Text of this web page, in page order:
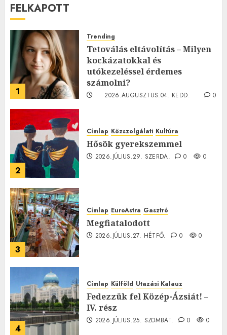
FELKAPOTT
1
Trending
Tetoválás eltávolítás – Milyen
kockázatokkal és
utókezeléssel érdemes
számolni?
2026.AUGUSZTUS.04. KEDD.
0
2
Címlap Közszolgálati Kultúra
Hősök gyerekszemmel
2026.JÚLIUS.29. SZERDA. 0 0
3
Címlap EuroAstra Gasztró
Megfiatalodott
2026.JÚLIUS.27. HÉTFŐ. 0 0
4
Címlap Külföld Utazási Kalauz
Fedezzük fel Közép-Ázsiát! –
IV. rész
2026.JÚLIUS.25. SZOMBAT. 0 0